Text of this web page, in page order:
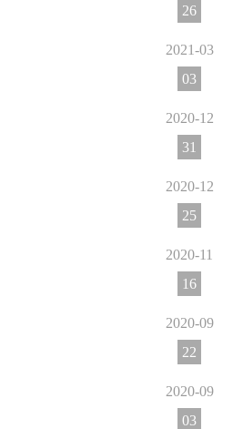
26
2021-03
03
2020-12
31
2020-12
25
2020-11
16
2020-09
22
2020-09
03